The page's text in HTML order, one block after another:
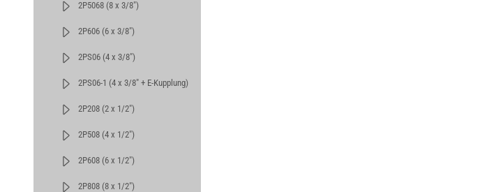
2P5068 (8 x 3/8")
2P606 (6 x 3/8")
2PS06 (4 x 3/8")
2PS06-1 (4 x 3/8" + E-Kupplung)
2P208 (2 x 1/2")
2P508 (4 x 1/2")
2P608 (6 x 1/2")
2P808 (8 x 1/2")